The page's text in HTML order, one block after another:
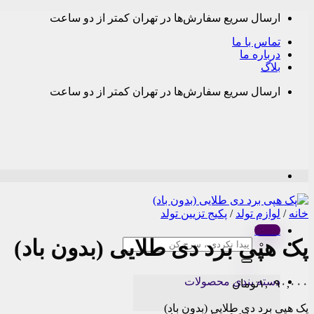
Skip
content
ارسال سریع سفارش‌ها در تهران کمتر از دو ساعت
تماس با ما
درباره ما
بلاگ
ارسال سریع سفارش‌ها در تهران کمتر از دو ساعت
Menu
جستجو
برای:
دسته بندی محصولات
خانه / لوازم تولد / پکیج تزیین تولد
پک هپی برد دی طلایی (بدون باد)
۱,۰۹۰,۰۰۰تومان
پک هپی برد دی طلایی (بدون باد)